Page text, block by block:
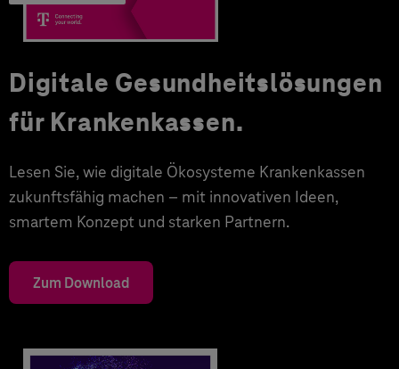
Digitale Gesundheitslösungen
für Krankenkassen.
Lesen Sie, wie digitale Ökosysteme Krankenkassen
zukunftsfähig machen – mit innovativen Ideen,
smartem Konzept und starken Partnern.
Zum Download